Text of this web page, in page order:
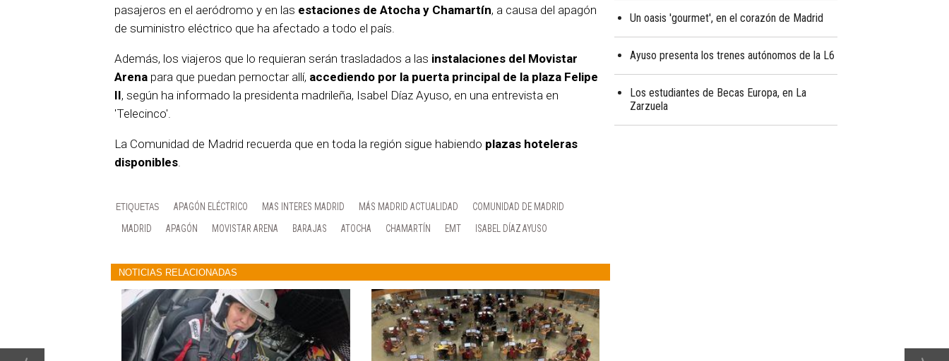
pasajeros en el aeródromo y en las estaciones de Atocha y Chamartín, a causa del apagón
de suministro eléctrico que ha afectado a todo el país.
Además, los viajeros que lo requieran serán trasladados a las instalaciones del Movistar
Arena para que puedan pernoctar allí, accediendo por la puerta principal de la plaza Felipe
II, según ha informado la presidenta madrileña, Isabel Díaz Ayuso, en una entrevista en
'Telecinco'.
La Comunidad de Madrid recuerda que en toda la región sigue habiendo plazas hoteleras
disponibles.
APAGÓN ELÉCTRICO MAS INTERES MADRID MÁS MADRID ACTUALIDAD
COMUNIDAD DE MADRID
MADRID
APAGÓN MOVISTAR ARENA BARAJAS ATOCHA CHAMARTÍN EMT ISABEL DÍAZ AYUSO
NOTICIAS RELACIONADAS
Un oasis 'gourmet', en el corazón de Madrid
Ayuso presenta los trenes autónomos de la L6
Los estudiantes de Becas Europa, en La
Zarzuela